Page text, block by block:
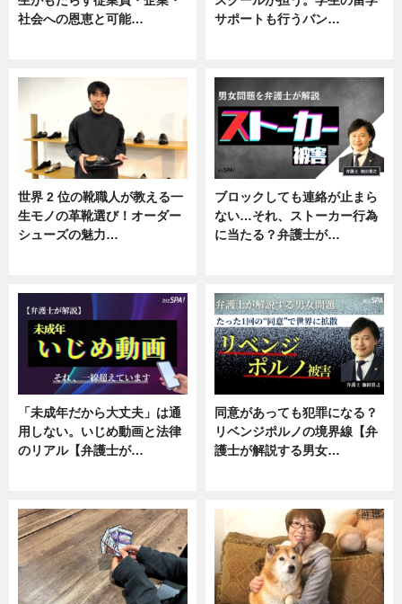
社会への恩恵と可能…
サポートも行うバン…
世界 2 位の靴職人が教える一
生モノの革靴選び！オーダー
シューズの魅力…
ブロックしても連絡が止まら
ない…それ、ストーカー行為
に当たる？弁護士が…
「未成年だから大丈夫」は通
用しない。いじめ動画と法律
のリアル【弁護士が…
同意があっても犯罪になる？
リベンジポルノの境界線【弁
護士が解説する男女…